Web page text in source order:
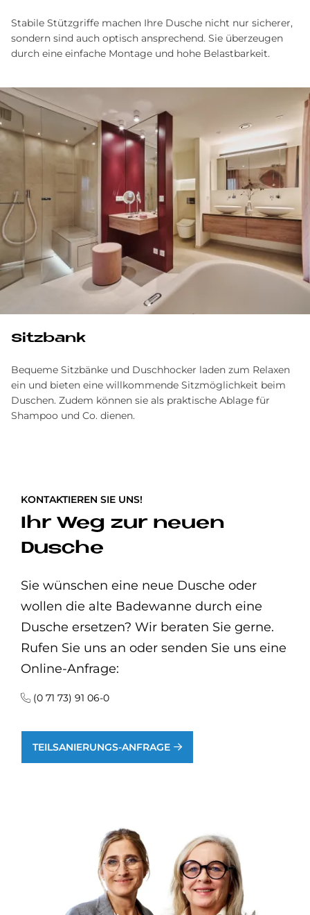
Stabile Stützgriffe machen Ihre Dusche nicht nur sicherer,
sondern sind auch optisch ansprechend. Sie überzeugen
durch eine einfache Montage und hohe Belastbarkeit.
Sitz­bank
Bequeme Sitzbänke und Duschhocker laden zum Relaxen
ein und bieten eine willkommende Sitz­möglichkeit beim
Duschen. Zudem können sie als praktische Ablage für
Shampoo und Co. dienen.
KONTAKTIEREN SIE UNS!
Ihr Weg zur neuen
Dusche
Sie wünschen eine neue Dusche oder
wollen die alte Badewanne durch eine
Dusche ersetzen? Wir beraten Sie gerne.
Rufen Sie uns an oder senden Sie uns eine
Online-Anfrage:
(0 71 73) 91 06-0
TEILSANIERUNGS-ANFRAGE